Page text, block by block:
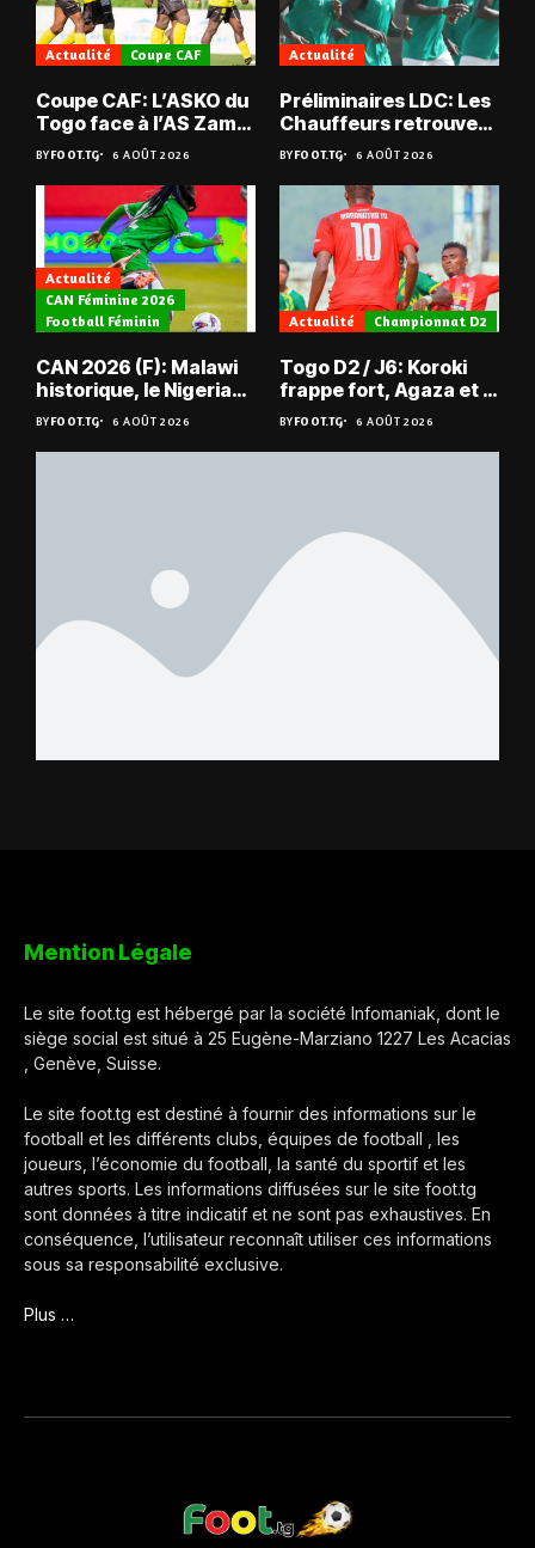
Actualité Coupe CAF
Coupe CAF: L’ASKO du
Togo face à l’AS Zam
du Niger
BYFOOT.TG 6 AOÛT 2026
Actualité
Préliminaires LDC: Les
Chauffeurs retrouvent
les Mimos
BYFOOT.TG 6 AOÛT 2026
Actualité
CAN Féminine 2026
Football Féminin
CAN 2026 (F): Malawi
historique, le Nigeria
sauvé, la Zambie
éliminée
BYFOOT.TG 6 AOÛT 2026
Actualité Championnat D2
Togo D2 / J6: Koroki
frappe fort, Agaza et la
JCA assurent,
suspense avant Sara
FC – Doumbé FC
BYFOOT.TG 6 AOÛT 2026
Mention Légale
Le site foot.tg est hébergé par la société Infomaniak, dont le
siège social est situé à 25 Eugène-Marziano 1227 Les Acacias
, Genève, Suisse.
Le site foot.tg est destiné à fournir des informations sur le
football et les différents clubs, équipes de football , les
joueurs, l’économie du football, la santé du sportif et les
autres sports. Les informations diffusées sur le site foot.tg
sont données à titre indicatif et ne sont pas exhaustives. En
conséquence, l’utilisateur reconnaît utiliser ces informations
sous sa responsabilité exclusive.
Plus …